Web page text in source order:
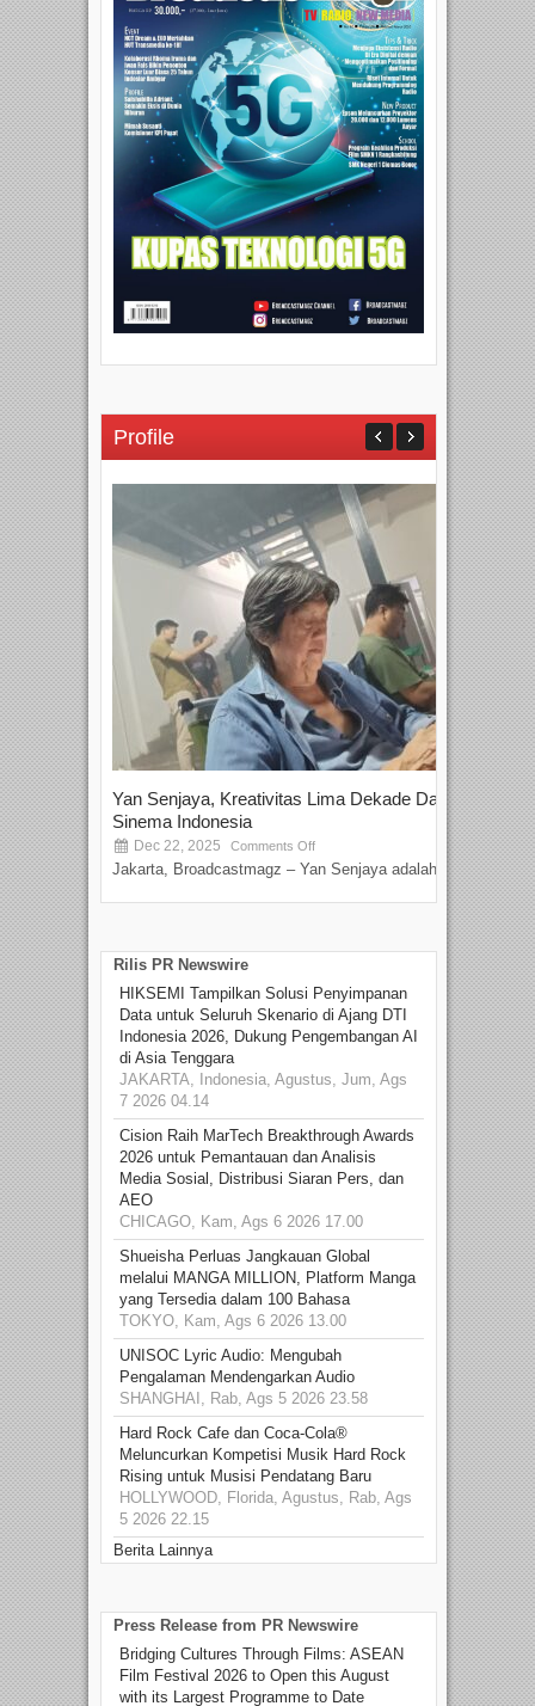
Profile
Yan Senjaya, Kreativitas Lima Dekade Dalam
Sinema Indonesia
Dec 22, 2025 Comments Off
Jakarta, Broadcastmagz – Yan Senjaya adalah...
Rilis PR Newswire
HIKSEMI Tampilkan Solusi Penyimpanan
Data untuk Seluruh Skenario di Ajang DTI
Indonesia 2026, Dukung Pengembangan AI
di Asia Tenggara
JAKARTA, Indonesia, Agustus, Jum, Ags
7 2026 04.14
Cision Raih MarTech Breakthrough Awards
2026 untuk Pemantauan dan Analisis
Media Sosial, Distribusi Siaran Pers, dan
AEO
CHICAGO, Kam, Ags 6 2026 17.00
Shueisha Perluas Jangkauan Global
melalui MANGA MILLION, Platform Manga
yang Tersedia dalam 100 Bahasa
TOKYO, Kam, Ags 6 2026 13.00
UNISOC Lyric Audio: Mengubah
Pengalaman Mendengarkan Audio
SHANGHAI, Rab, Ags 5 2026 23.58
Hard Rock Cafe dan Coca-Cola®
Meluncurkan Kompetisi Musik Hard Rock
Rising untuk Musisi Pendatang Baru
HOLLYWOOD, Florida, Agustus, Rab, Ags
5 2026 22.15
Berita Lainnya
Press Release from PR Newswire
Bridging Cultures Through Films: ASEAN
Film Festival 2026 to Open this August
with its Largest Programme to Date